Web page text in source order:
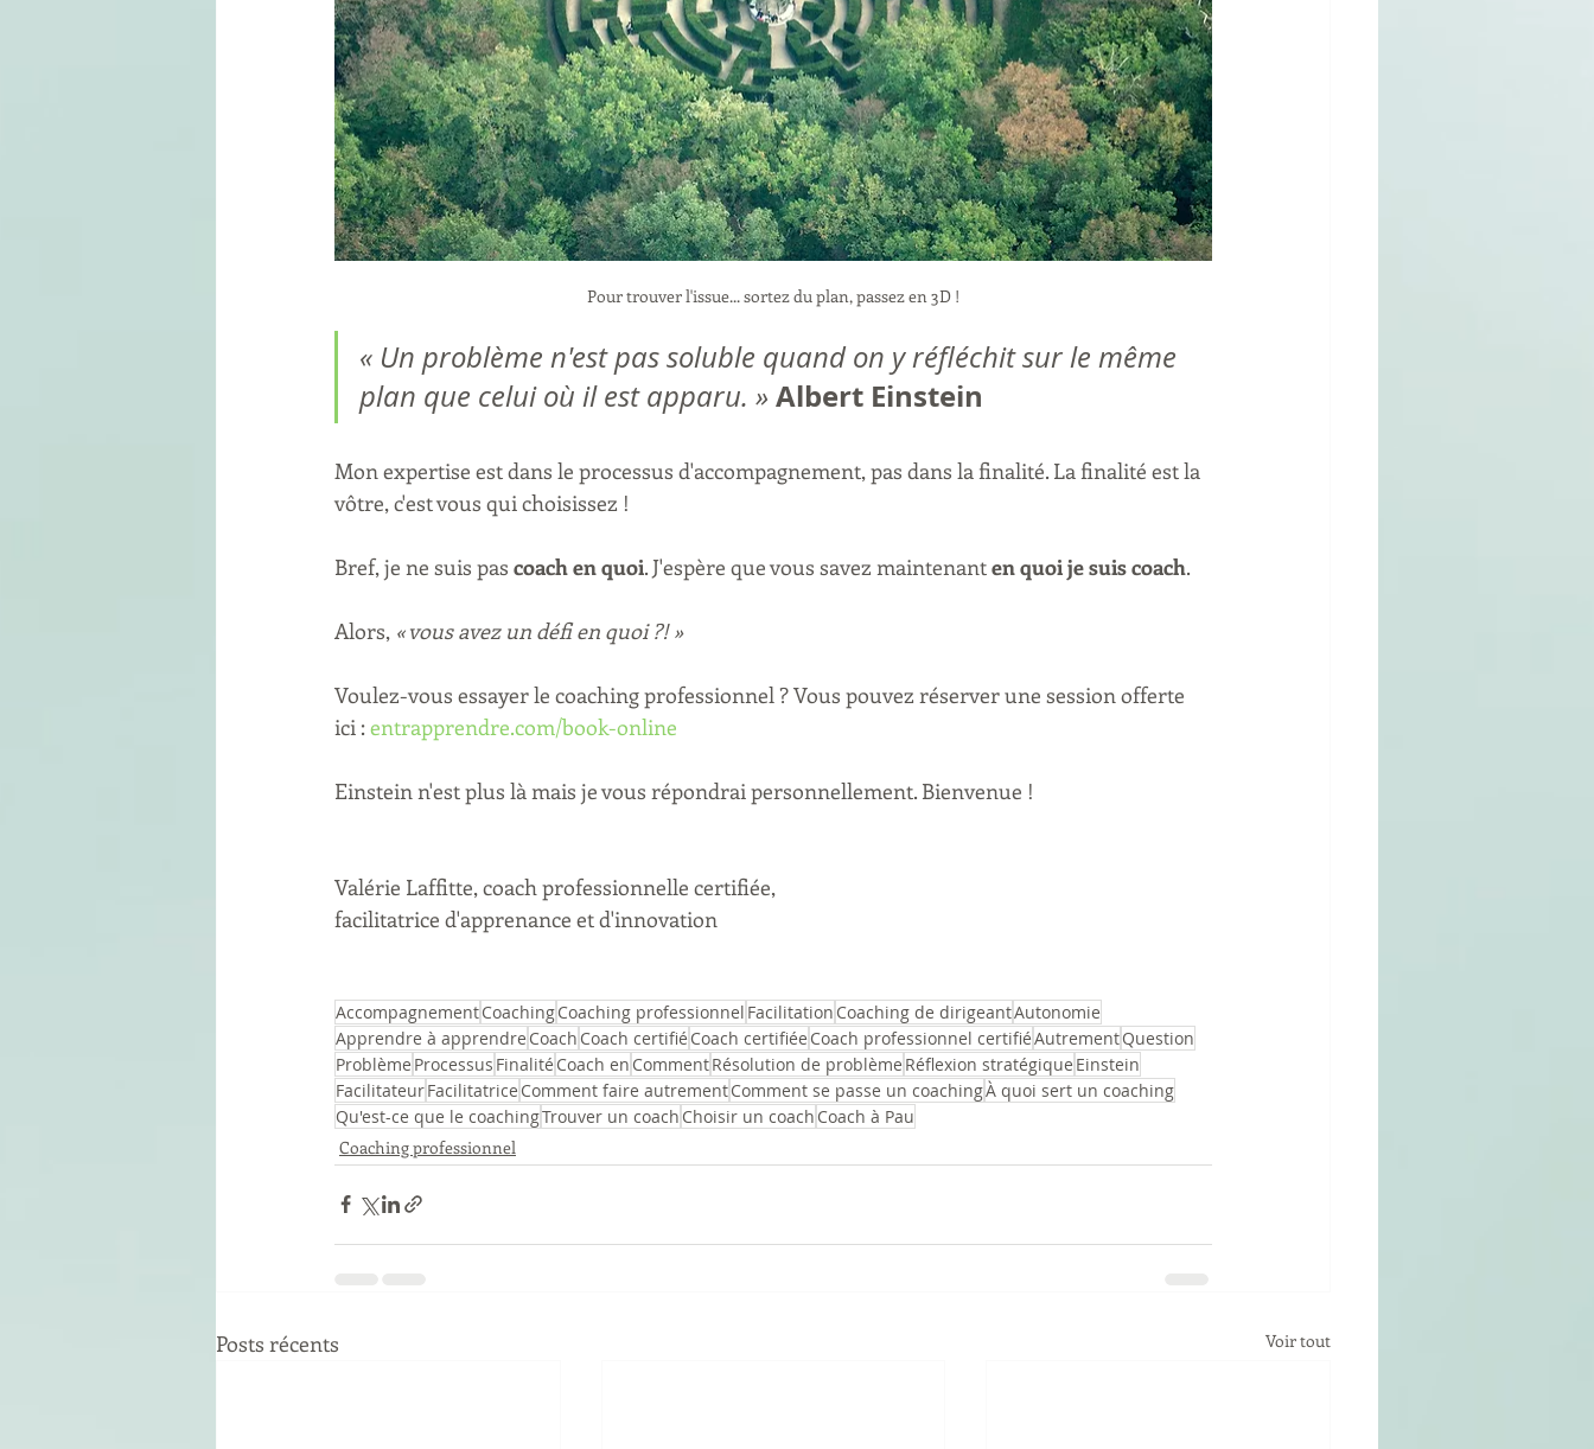
Pour trouver l'issue... sortez du plan, passez en 3D !
« Un problème n'est pas soluble quand on y réfléchit sur le même
plan que celui où il est apparu. » Albert Einstein
Mon expertise est dans le processus d'accompagnement, pas dans la finalité. La finalité est la
vôtre, c'est vous qui choisissez !
Bref, je ne suis pas coach en quoi. J'espère que vous savez maintenant en quoi je suis coach.
Alors, « vous avez un défi en quoi ?! »
Voulez-vous essayer le coaching professionnel ? Vous pouvez réserver une session offerte
ici : entrapprendre.com/book-online
Einstein n'est plus là mais je vous répondrai personnellement. Bienvenue !
Valérie Laffitte, coach professionnelle certifiée,
facilitatrice d'apprenance et d'innovation
AccompagnementCoachingCoaching professionnel Facilitation Coaching de dirigeantAutonomie
Apprendre à apprendre Coach Coach certifié Coach certifiée Coach professionnel certifiéAutrementQuestion
Problème Processus Finalité Coach en CommentRésolution de problème Réflexion stratégique Einstein
FacilitateurFacilitatrice Comment faire autrementComment se passe un coachingÀ quoi sert un coaching
Qu'est-ce que le coachingTrouver un coach Choisir un coach Coach à Pau
Coaching professionnel
Posts récents Voir tout